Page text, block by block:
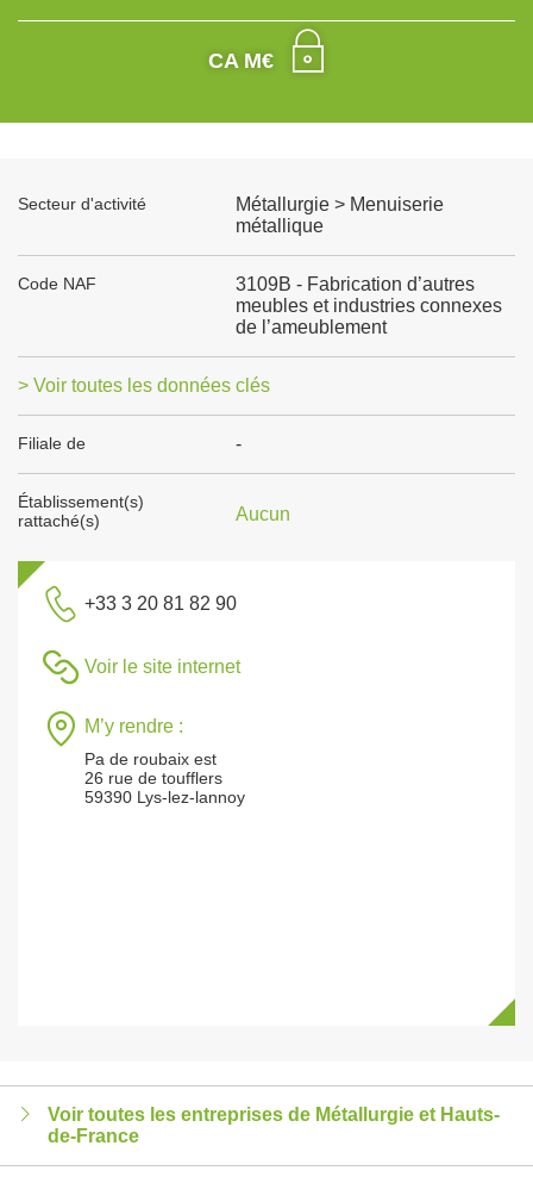
CA M€
Secteur d'activité
Métallurgie > Menuiserie
métallique
Code NAF
3109B - Fabrication d’autres
meubles et industries connexes
de l’ameublement
> Voir toutes les données clés
Filiale de -
Établissement(s)
rattaché(s)
Aucun
+33 3 20 81 82 90
Voir le site internet
M’y rendre :
Pa de roubaix est
26 rue de toufflers
59390 Lys-lez-lannoy
Voir toutes les entreprises de Métallurgie et Hauts-
de-France